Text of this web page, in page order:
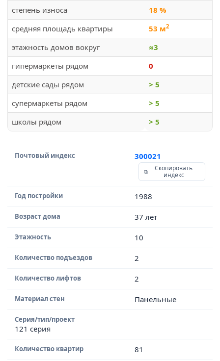
степень износа
18 %
средняя площадь квартиры
53 м2
этажность домов вокруг
≈3
гипермаркеты рядом
0
детские сады рядом
> 5
супермаркеты рядом
> 5
школы рядом
> 5
Почтовый индекс 300021
Скопировать
индекс
Год постройки 1988
Возраст дома 37 лет
Этажность 10
Количество подъездов 2
Количество лифтов 2
Материал стен Панельные
Серия/тип/проект
121 серия
Количество квартир 81